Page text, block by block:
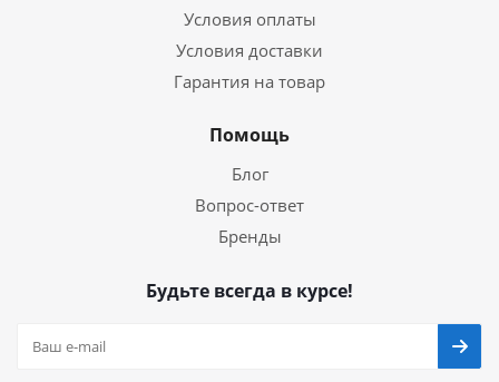
Условия оплаты
Условия доставки
Гарантия на товар
Помощь
Блог
Вопрос-ответ
Бренды
Будьте всегда в курсе!